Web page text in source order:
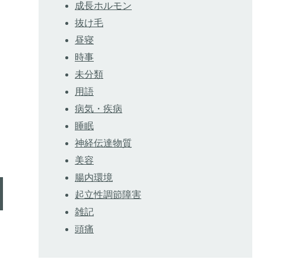
成長ホルモン
抜け毛
昼寝
時事
未分類
用語
病気・疾病
睡眠
神経伝達物質
美容
腸内環境
起立性調節障害
雑記
頭痛